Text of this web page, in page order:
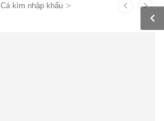
Cá kìm nhập khẩu >